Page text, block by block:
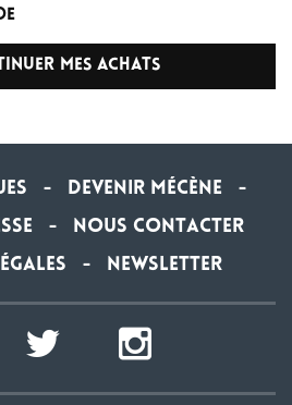
MES ACHATS
- Devenir Mécène -
- Nous contacter
- newsletter